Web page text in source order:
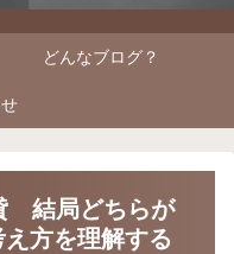
どんなブログ？
結局どちらが
方を理解する